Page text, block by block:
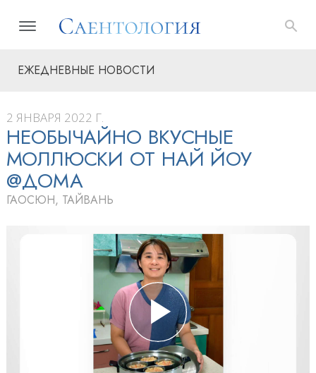
ЕЖЕДНЕВНЫЕ НОВОСТИ
2 ЯНВАРЯ 2022 Г.
НЕОБЫЧАЙНО ВКУСНЫЕ
МОЛЛЮСКИ ОТ НАЙ ЙОУ
@ДОМА
ГАОСЮН, ТАЙВАНЬ